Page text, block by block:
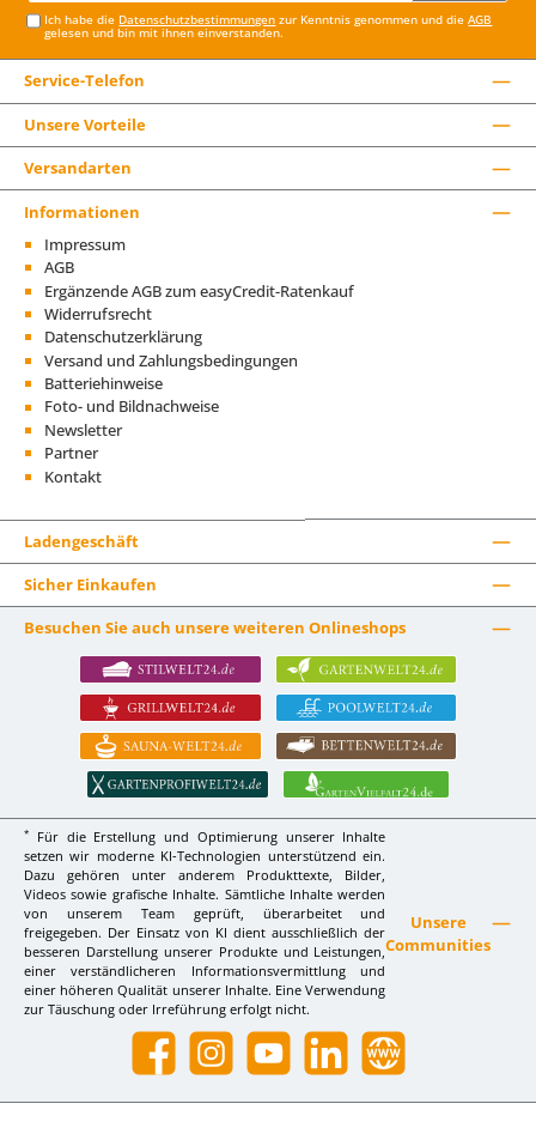
Ich habe die Datenschutzbestimmungen zur Kenntnis genommen und dieAGB
gelesen und bin mit ihnen einverstanden.
Service-Telefon
Unsere Vorteile
Versandarten
Informationen
Impressum
AGB
Ergänzende AGB zum easyCredit-Ratenkauf
Widerrufsrecht
Datenschutzerklärung
Versand und Zahlungsbedingungen
Batteriehinweise
Foto- und Bildnachweise
Newsletter
Partner
Kontakt
Ladengeschäft
Sicher Einkaufen
Besuchen Sie auch unsere weiteren Onlineshops
*
Für die Erstellung und Optimierung unserer Inhalte
setzen wir moderne KI-Technologien unterstützend ein.
Dazu gehören unter anderem Produkttexte, Bilder,
Videos sowie grafische Inhalte. Sämtliche Inhalte werden
von unserem Team geprüft, überarbeitet und
freigegeben. Der Einsatz von KI dient ausschließlich der
besseren Darstellung unserer Produkte und Leistungen,
einer verständlicheren Informationsvermittlung und
einer höheren Qualität unserer Inhalte. Eine Verwendung
zur Täuschung oder Irreführung erfolgt nicht.
Unsere
Communities
Facebook InstagramYouTube LinkedIn Website